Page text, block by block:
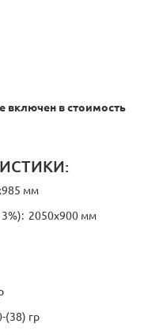
включен в стоимость
мм
2050х900 мм
(38) гр